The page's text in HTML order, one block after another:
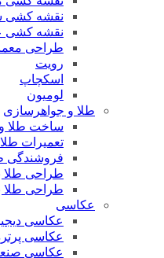
نقشه کشی
نقشه کشی
طراحی
رویت
اسکچاپ
لومیون
طلا و جواهرسازی
ساخت طلا و
تعمیرات طلا
فروشندگی
طراحی طلا
طراحی
عکاسی
عکاسی
عکاسی
عکاسی